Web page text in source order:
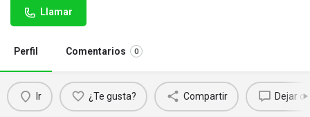
Llamar
Perfil Comentarios 0
Ir ¿Te gusta? Compartir Dejar